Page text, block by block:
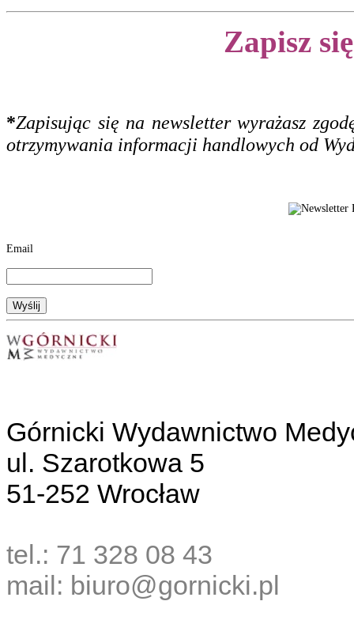
Zapisz
*Zapisując się na newsletter wyrażasz
otrzymywania informacji handlowych od
Email
Górnicki Wydawnictwo
ul. Szarotkowa 5
51-252 Wrocław
tel.: 71 328 08 43
mail: biuro@gornicki.pl